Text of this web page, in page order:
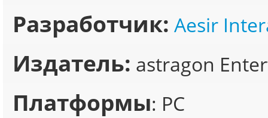
Разработчик: Aesir
Издатель: astragon
Платформы: PC